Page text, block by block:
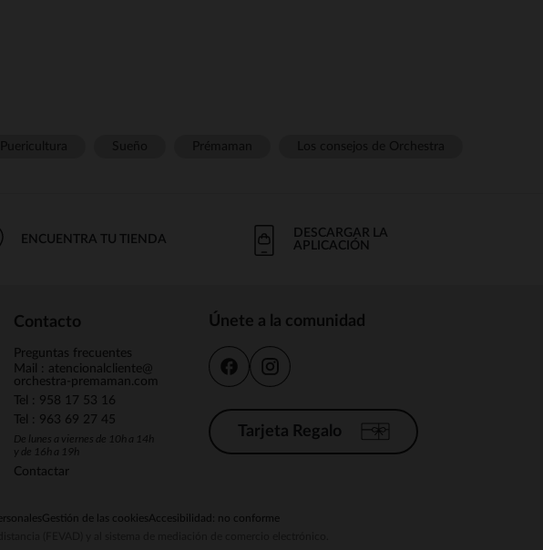
ENCUENTRA TU TIENDA
DESCARGAR LA
APLICACIÓN
Contacto
Preguntas frecuentes
Mail : atencionalcliente@
orchestra-premaman.com
Tel : 958 17 53 16
Tel : 963 69 27 45
De lunes a viernes de 10h a 14h
y de 16h a 19h
Contactar
Únete a la comunidad
Tarjeta Regalo
Gestión de las cookiesAccesibilidad: no conforme